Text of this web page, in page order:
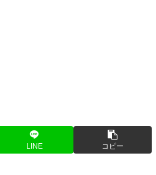
LINE コピー